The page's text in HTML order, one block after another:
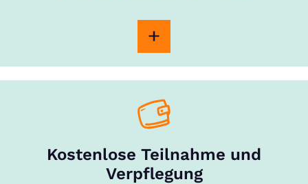
Kostenlose Teilnahme und
Verpflegung